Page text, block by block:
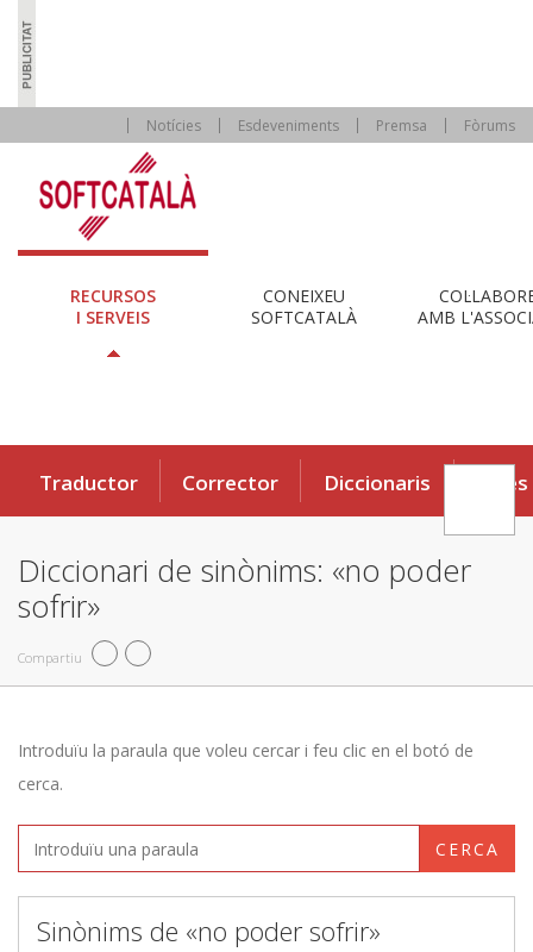
Notícies Esdeveniments Premsa Fòrums
RECURSOS
I SERVEIS
CONEIXEU
SOFTCATALÀ
AMB
Traductor Corrector Diccionaris Eines
Diccionari de sinònims: «no poder
sofrir»
Compartiu
Introduïu la paraula que voleu cercar i feu clic en el botó de
cerca.
CERCA
Sinònims de «no poder sofrir»